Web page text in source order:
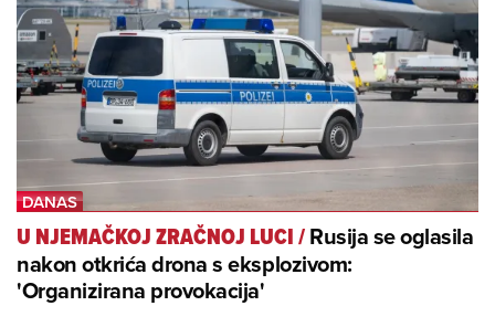
U NJEMAČKOJ ZRAČNOJ LUCI/Rusija se oglasila
nakon otkrića drona s eksplozivom:
'Organizirana provokacija'